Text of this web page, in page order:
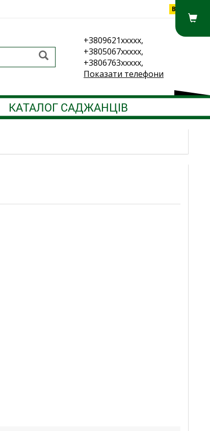
Вхід
+3809621xxxxx,
+3805067xxxxx,
+3806763xxxxx,
Показати телефони
КАТАЛОГ САДЖАНЦІВ